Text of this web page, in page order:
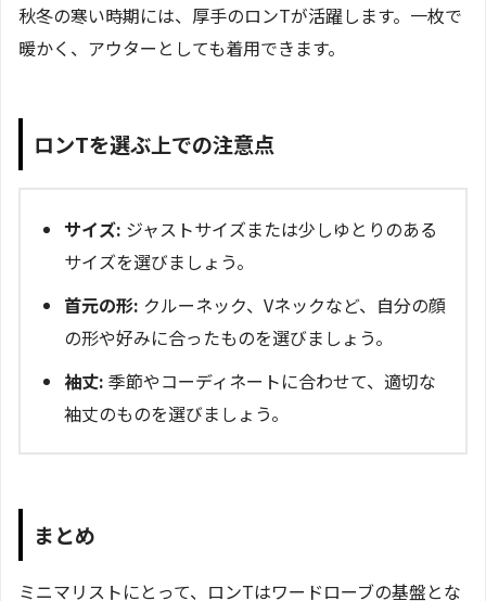
秋冬の寒い時期には、厚手のロンTが活躍します。一枚で
暖かく、アウターとしても着用できます。
ロンTを選ぶ上での注意点
サイズ: ジャストサイズまたは少しゆとりのある
サイズを選びましょう。
首元の形: クルーネック、Vネックなど、自分の顔
の形や好みに合ったものを選びましょう。
袖丈: 季節やコーディネートに合わせて、適切な
袖丈のものを選びましょう。
まとめ
ミニマリストにとって、ロンTはワードローブの基盤とな